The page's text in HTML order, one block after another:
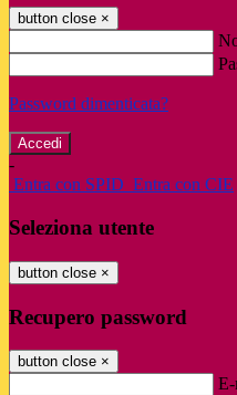
button close ×
Password dimenticata?
-
Entra con SPID Entra con CIE
Seleziona utente
button close ×
Recupero password
button close ×